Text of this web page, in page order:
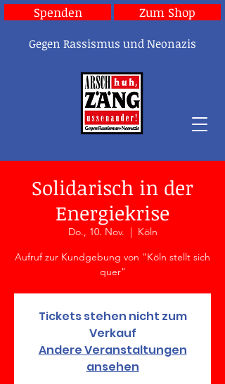
Gegen Rassismus und Neonazis
Spenden Zum Shop
Solidarisch in der
Energiekrise
Do., 10. Nov.
  |
Köln
Aufruf zur Kundgebung von "Köln stellt sich
quer"
Tickets stehen nicht zum
Verkauf
Andere Veranstaltungen
ansehen